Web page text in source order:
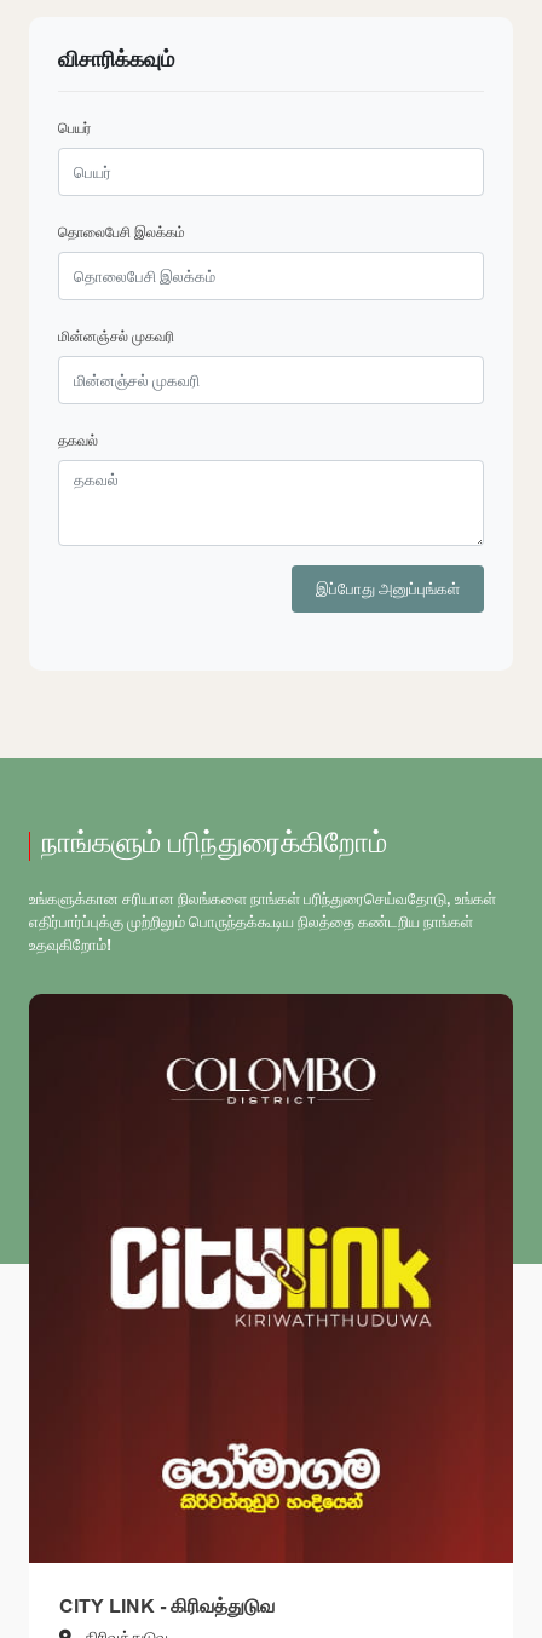
விசாரிக்கவும்
பெயர்
தொலைபேசி இலக்கம்
மின்னஞ்சல் முகவரி
தகவல்
இப்போது அனுப்புங்கள்
நாங்களும் பரிந்துரைக்கிறோம்
உங்களுக்கான சரியான நிலங்களை நாங்கள் பரிந்துரைசெய்வதோடு, உங்கள்
எதிர்பார்ப்புக்கு முற்றிலும் பொருந்தக்கூடிய நிலத்தை கண்டறிய நாங்கள்
உதவுகிறோம்!
CITY LINK - கிரிவத்துடுவ